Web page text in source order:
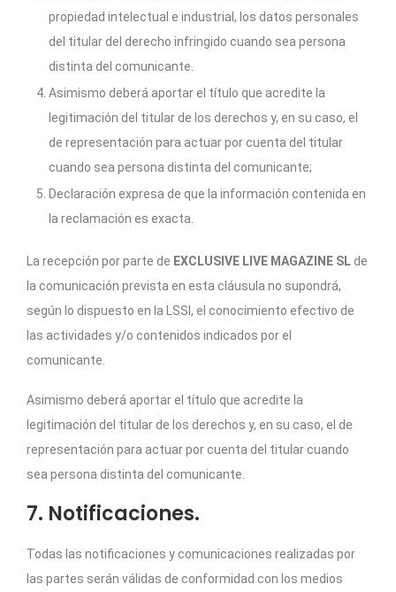
propiedad intelectual e industrial, los datos personales
del titular del derecho infringido cuando sea persona
distinta del comunicante.
Asimismo deberá aportar el título que acredite la
legitimación del titular de los derechos y, en su caso, el
de representación para actuar por cuenta del titular
cuando sea persona distinta del comunicante;
Declaración expresa de que la información contenida en
la reclamación es exacta.
La recepción por parte de EXCLUSIVE LIVE MAGAZINE SL de
la comunicación prevista en esta cláusula no supondrá,
según lo dispuesto en la LSSI, el conocimiento efectivo de
las actividades y/o contenidos indicados por el
comunicante.
Asimismo deberá aportar el título que acredite la
legitimación del titular de los derechos y, en su caso, el de
representación para actuar por cuenta del titular cuando
sea persona distinta del comunicante.
7. Notificaciones.
Todas las notificaciones y comunicaciones realizadas por
las partes serán válidas de conformidad con los medios